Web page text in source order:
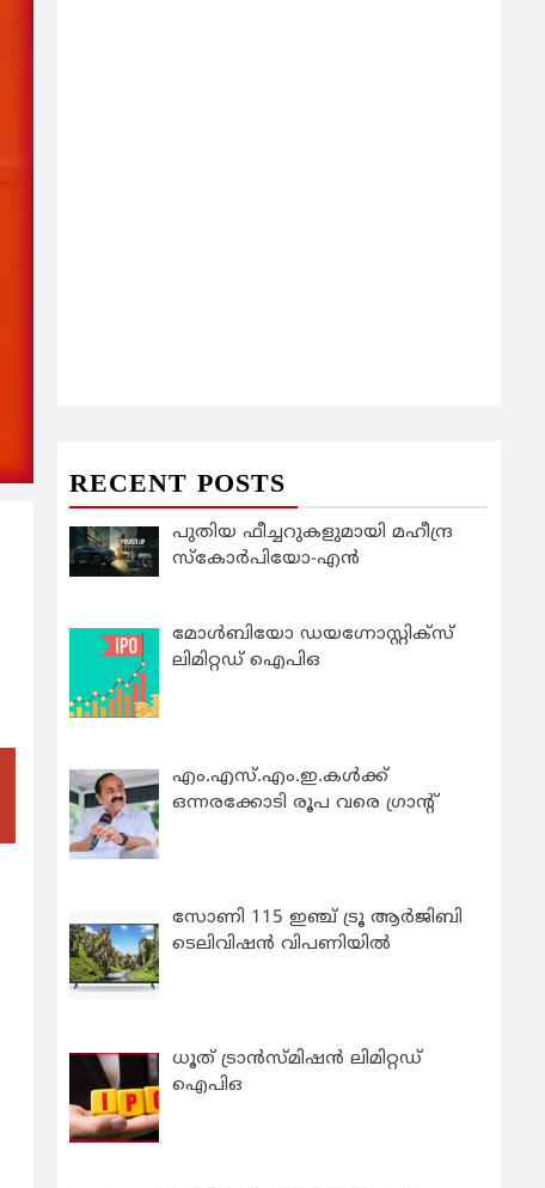
RECENT POSTS
പുതിയ ഫീച്ചറുകളുമായി മഹീന്ദ്ര
സ്കോർപിയോ-എൻ
മോൾബിയോ ഡയഗ്നോസ്റ്റിക്സ്
ലിമിറ്റഡ് ഐപിഒ
എം.എസ്.എം.ഇ.കൾക്ക്
ഒന്നരക്കോടി രൂപ വരെ ഗ്രാന്റ്
സോണി 115 ഇഞ്ച് ട്രൂ ആർജിബി
ടെലിവിഷൻ വിപണിയിൽ
ധൂത് ട്രാൻസ്മിഷൻ ലിമിറ്റഡ്
ഐപിഒ